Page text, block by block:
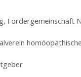
Fördergemeinschaft